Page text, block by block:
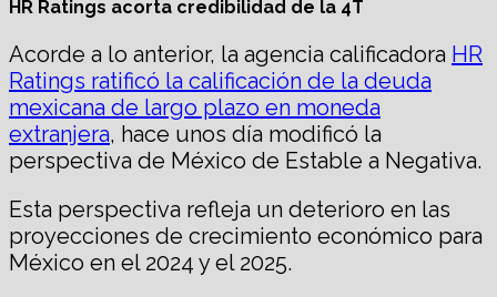
HR Ratings acorta credibilidad de la 4T
Acorde a lo anterior, la agencia calificadora HR
Ratings ratificó la calificación de la deuda
mexicana de largo plazo en moneda
extranjera, hace unos día modificó la
perspectiva de México de Estable a Negativa.
Esta perspectiva refleja un deterioro en las
proyecciones de crecimiento económico para
México en el 2024 y el 2025.